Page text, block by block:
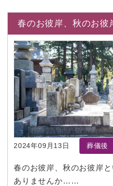
春のお彼岸、秋のお彼
2024年09月13日 葬儀後
春のお彼岸、秋のお彼岸
ありませんか……